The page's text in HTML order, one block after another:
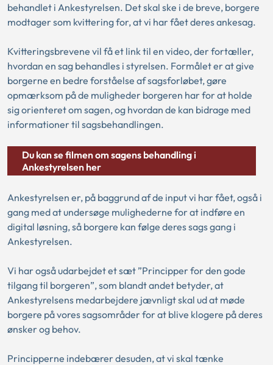
behandlet i Ankestyrelsen. Det skal ske i de breve, borgere
modtager som kvittering for, at vi har fået deres ankesag.
Kvitteringsbrevene vil få et link til en video, der fortæller,
hvordan en sag behandles i styrelsen. Formålet er at give
borgerne en bedre forståelse af sagsforløbet, gøre
opmærksom på de muligheder borgeren har for at holde
sig orienteret om sagen, og hvordan de kan bidrage med
informationer til sagsbehandlingen.
Du kan se filmen om sagens behandling i
Ankestyrelsen her
Ankestyrelsen er, på baggrund af de input vi har fået, også i
gang med at undersøge mulighederne for at indføre en
digital løsning, så borgere kan følge deres sags gang i
Ankestyrelsen.
Vi har også udarbejdet et sæt ”Principper for den gode
tilgang til borgeren”, som blandt andet betyder, at
Ankestyrelsens medarbejdere jævnligt skal ud at møde
borgere på vores sagsområder for at blive klogere på deres
ønsker og behov.
Principperne indebærer desuden, at vi skal tænke